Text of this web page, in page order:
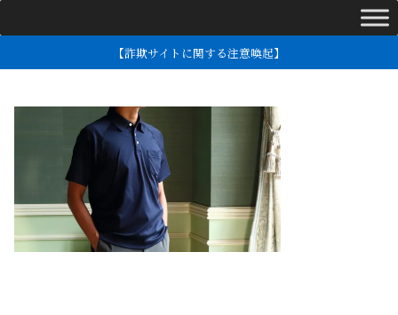
【詐欺サイトに関する注意喚起】